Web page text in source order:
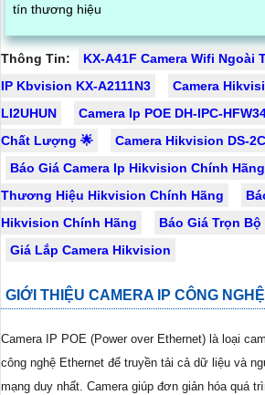
tín thương hiệu
Thông Tin: KX-A41F Camera Wifi Ngoài
IP Kbvision KX-A2111N3
Camera
LI2UHUN
Camera Ip POE DH-IPC-
Chất Lượng 🌟
Camera Hikvision DS-
Báo Giá Camera Ip Hikvision Chính Hãng
Thương Hiệu Hikvision Chính Hãng
Hikvision Chính Hãng
Báo Giá Trọn
Giá Lắp Camera Hikvision
GIỚI THIỆU CAMERA IP CÔNG
Camera IP POE (Power over Ethernet) là loại
công nghệ Ethernet để truyền tải cả dữ liệu và
mạng duy nhất. Camera giúp đơn giản hóa quá